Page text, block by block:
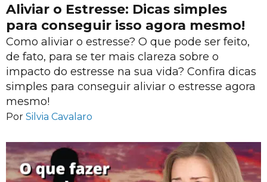
Aliviar o Estresse: Dicas simples
para conseguir isso agora mesmo!
Como aliviar o estresse? O que pode ser feito,
de fato, para se ter mais clareza sobre o
impacto do estresse na sua vida? Confira dicas
simples para conseguir aliviar o estresse agora
mesmo!
Por Silvia Cavalaro